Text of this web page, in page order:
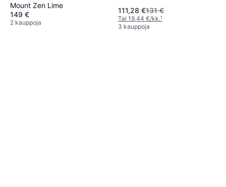
Mount Zen Lime
149 €
2 kauppoja
111,28 €131 €
Tai 19,44 €/kk.¹
3 kauppoja